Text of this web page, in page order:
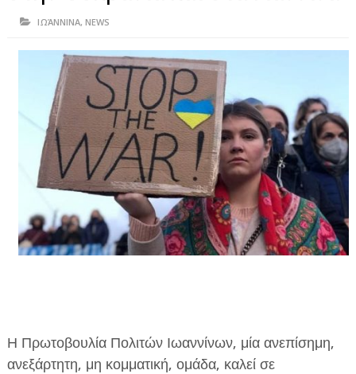
ΗΠΕΙΡΟΣ
ΑΡΤΑ
ΙΩΑΝΝΙΝΑ
ΘΕΣΠΡΩΤΙΑ
ΙΟΝΙΑ ΝΗΣΙΑ
ΥΓΕΙΑ-ΟΜΟΡΦΙΑ
ΔΙΕΘΝΗ
ΙΩΆΝΝΙΝΑ, NEWS
Η Πρωτοβουλία Πολιτών Ιωαννίνων, μία ανεπίσημη,
ανεξάρτητη, μη κομματική, ομάδα, καλεί σε